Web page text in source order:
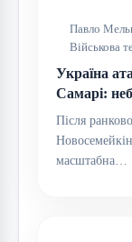
Павло
Військова
Україна
Самарі:
Після
масштабна…